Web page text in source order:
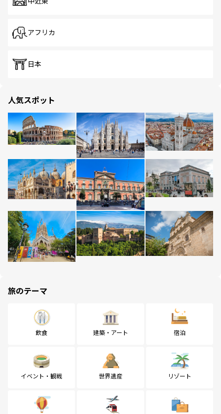
アフリカ
日本
人気スポット
旅のテーマ
飲食 建築・アート 宿泊
イベント・観戦 世界遺産 リゾート